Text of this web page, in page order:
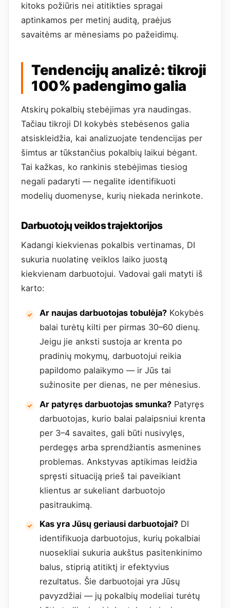
kitoks požiūris nei atitikties spragai
aptinkamos per metinį auditą, praėjus
savaitėms ar mėnesiams po pažeidimų.
Tendencijų analizė: tikroji
100% padengimo galia
Atskirų pokalbių stebėjimas yra naudingas.
Tačiau tikroji DI kokybės stebėsenos galia
atsiskleidžia, kai analizuojate tendencijas per
šimtus ar tūkstančius pokalbių laikui bėgant.
Tai kažkas, ko rankinis stebėjimas tiesiog
negali padaryti — negalite identifikuoti
modelių duomenyse, kurių niekada nerinkote.
Darbuotojų veiklos trajektorijos
Kadangi kiekvienas pokalbis vertinamas, DI
sukuria nuolatinę veiklos laiko juostą
kiekvienam darbuotojui. Vadovai gali matyti iš
karto:
Ar naujas darbuotojas tobulėja? Kokybės
balai turėtų kilti per pirmas 30–60 dienų.
Jeigu jie anksti sustoja ar krenta po
pradinių mokymų, darbuotojui reikia
papildomo palaikymo — ir Jūs tai
sužinosite per dienas, ne per mėnesius.
Ar patyręs darbuotojas smunka? Patyręs
darbuotojas, kurio balai palaipsniui krenta
per 3–4 savaites, gali būti nusivylęs,
perdegęs arba sprendžiantis asmenines
problemas. Ankstyvas aptikimas leidžia
spręsti situaciją prieš tai paveikiant
klientus ar sukeliant darbuotojo
pasitraukimą.
Kas yra Jūsų geriausi darbuotojai? DI
identifikuoja darbuotojus, kurių pokalbiai
nuosekliai sukuria aukštus pasitenkinimo
balus, stiprią atitiktį ir efektyvius
rezultatus. Šie darbuotojai yra Jūsų
pavyzdžiai — jų pokalbių modeliai turėtų